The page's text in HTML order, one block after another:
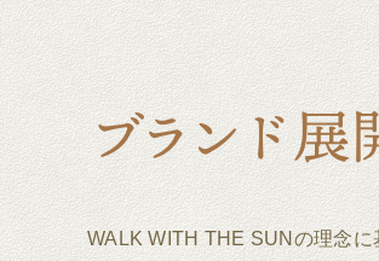
WALK WITH THE SUNの理念に